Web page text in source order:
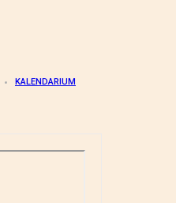
KALENDARIUM